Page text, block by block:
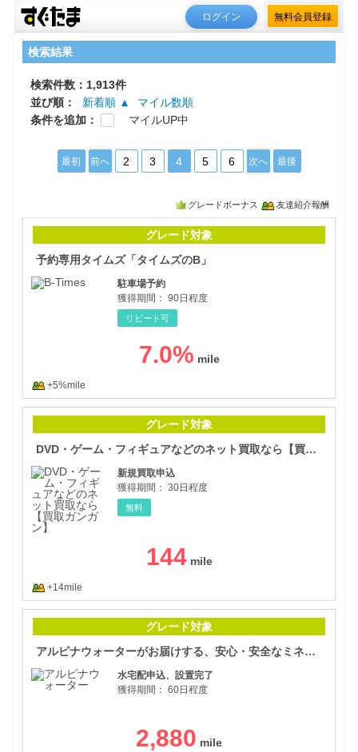
ログイン 無料会員登録
検索結果
検索件数：1,913件
並び順：
新着順 ▲
マイル数順
条件を追加：
マイルUP中
最初 前へ 2 3 4 5 6 次へ 最後
グレードボーナス 友達紹介報酬
グレード対象
予約専用タイムズ「タイムズのB」
駐車場予約
獲得期間： 90日程度
リピート可
7.0%
+5%mile
グレード対象
DVD・ゲーム・フィギュアなどのネット買取なら【買取ガンガン】
新規買取申込
獲得期間： 30日程度
無料
144
+14mile
グレード対象
アルピナウォーターがお届けする、安心・安全なミネラルウォーター宅配サービス
水宅配申込、設置完了
獲得期間： 60日程度
2,880